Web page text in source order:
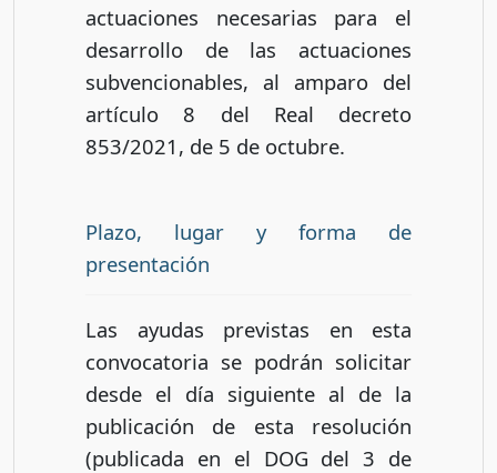
actuaciones necesarias para el
desarrollo de las actuaciones
subvencionables, al amparo del
artículo 8 del Real decreto
853/2021, de 5 de octubre.
Plazo, lugar y forma de
presentación
Las ayudas previstas en esta
convocatoria se podrán solicitar
desde el día siguiente al de la
publicación de esta resolución
(publicada en el DOG del 3 de